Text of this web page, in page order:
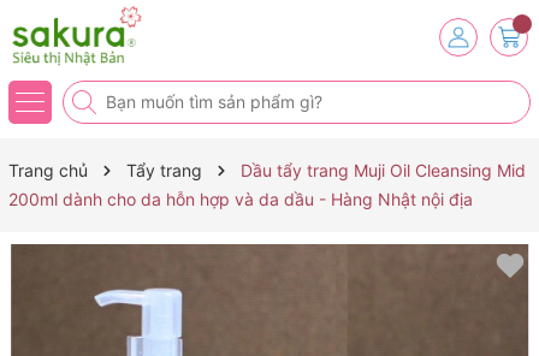
Trang chủ Tẩy trang
Dầu tẩy trang Muji Oil Cleansing Mid
200ml dành cho da hỗn hợp và da dầu - Hàng Nhật nội địa